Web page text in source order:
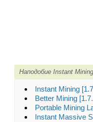
Наподобие Instant
Instant Mining
Better Mining
Portable Mining
Instant Massive